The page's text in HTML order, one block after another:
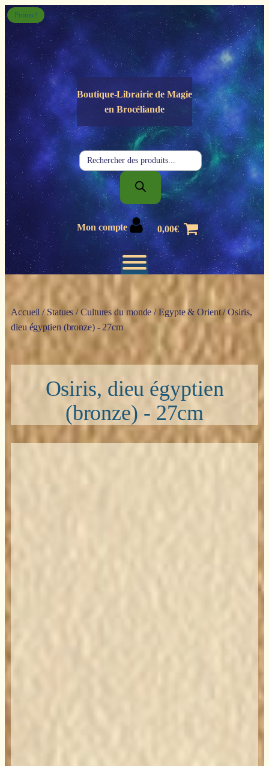
Panneau de gestion des cookies
Boutique-Librairie deMagie
en Brocéliande
Recherche
de
produits
Mon compte 0,00€
Accueil /Statues /Cultures du monde /Egypte & Orient/ Osiris,
dieu égyptien (bronze) - 27cm
Osiris, dieu égyptien
(bronze) - 27cm
Promo !